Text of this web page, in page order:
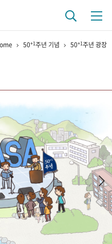
역사
연구자들
행정박물 영상 기록물
50
주년 광장
50+1주년 기념 50+1주년 광장